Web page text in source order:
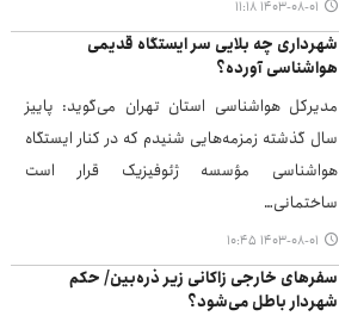
۱۴۰۳-۰۸-۰۱ ۱۱:۱۸
شهرداری چه بلایی سر ایستگاه قدیمی
هواشناسی آورده؟
مدیرکل هواشناسی استان تهران می‌گوید: پاییز
سال گذشته زمزمه‌هایی شنیدم که در کنار ایستگاه
هواشناسی مؤسسه ژئوفیزیک قرار است
ساختمانی…
۱۴۰۳-۰۸-۰۱ ۱۰:۴۵
سفرهای خارجی زاکانی زیر ذره‌بین/ حکم
شهردار باطل می‌شود؟